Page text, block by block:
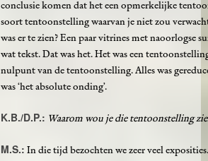
conclusie komen dat het een opmerkelijke
soort tentoonstelling waarvan je niet zou
was er te zien? Een paar vitrines met naoorlogse
wat tekst. Dat was het. Het was een
nulpunt van de tentoonstelling. Alles was
was ‘het absolute onding’.
K.B./D.P.: Waarom wou je die tentoonstelling
M.S.: In die tijd bezochten we zeer veel